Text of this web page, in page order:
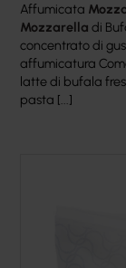
Affumicata
Mozzarella di
concentrato di
affumicatura
latte di bufala
pasta [...]